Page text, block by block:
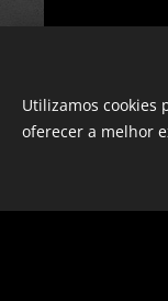
Utilizamos cookies
oferecer a melhor